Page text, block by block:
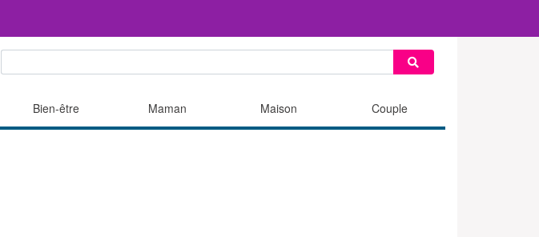
Bien-être Maman Maison Couple